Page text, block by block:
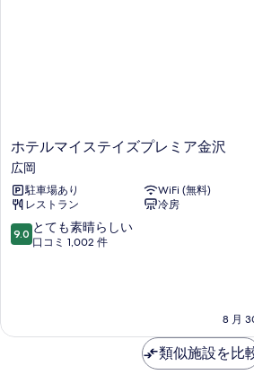
示
す
る
ホ
テ
ル
マ
イ
ス
テ
ア
ホテルマイステイズプレミア金沢
広岡
駐車場あり
WiFi (無料)
レストラン
冷房
10
段
も
9.0 とても素晴らしい
口コミ 1,002 件
8 月
類似施設を比